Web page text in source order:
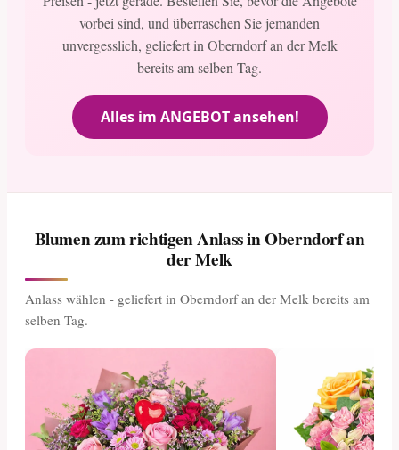
vorbei sind, und überraschen Sie jemanden
unvergesslich, geliefert in Oberndorf an der Melk
bereits am selben Tag.
Alles im ANGEBOT ansehen!
Blumen zum richtigen Anlass in Oberndorf an
der Melk
Anlass wählen - geliefert in Oberndorf an der Melk bereits am
selben Tag.